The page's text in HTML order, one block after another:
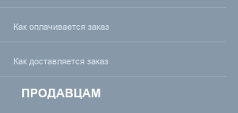
Как оплачивается заказ
Как доставляется заказ
ПРОДАВЦАМ